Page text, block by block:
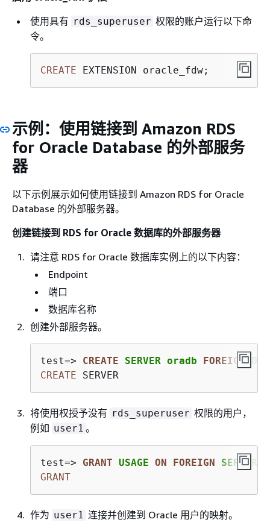
使用具有 rds_superuser 权限的账户运行以下命
令。
CREATE EXTENSION oracle_fdw;
示例：使用链接到 Amazon RDS
for Oracle Database 的外部服务
器
以下示例展示如何使用链接到 Amazon RDS for Oracle
Database 的外部服务器。
创建链接到 RDS for Oracle 数据库的外部服务器
请注意 RDS for Oracle 数据库实例上的以下内容：
Endpoint
端口
数据库名称
创建外部服务器。
test=> CREATE SERVER oradb FOREIGN
CREATE SERVER
将使用权授予没有 rds_superuser 权限的用户，
例如 user1 。
test=> GRANT USAGE ON FOREIGN SERVER
GRANT
作为 user1 连接并创建到 Oracle 用户的映射。